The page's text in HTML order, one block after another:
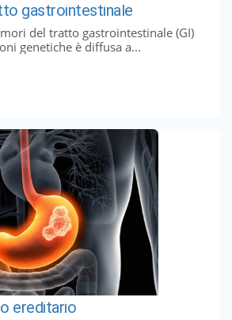
gastrointestinale
del tratto gastrointestinale (GI)
genetiche è diffusa a...
ereditario